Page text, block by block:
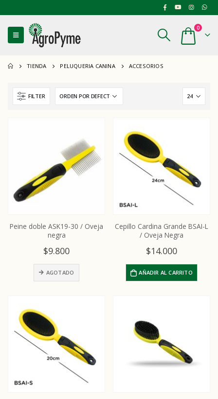
0
TIENDA PELUQUERIA CANINA ACCESORIOS
FILTER
Peine doble ASK19-30 / Oveja
negra
$9.800
AGOTADO
Cepillo Cardina Grande BSAI-L
/ Oveja Negra
$14.000
AÑADIR AL CARRITO